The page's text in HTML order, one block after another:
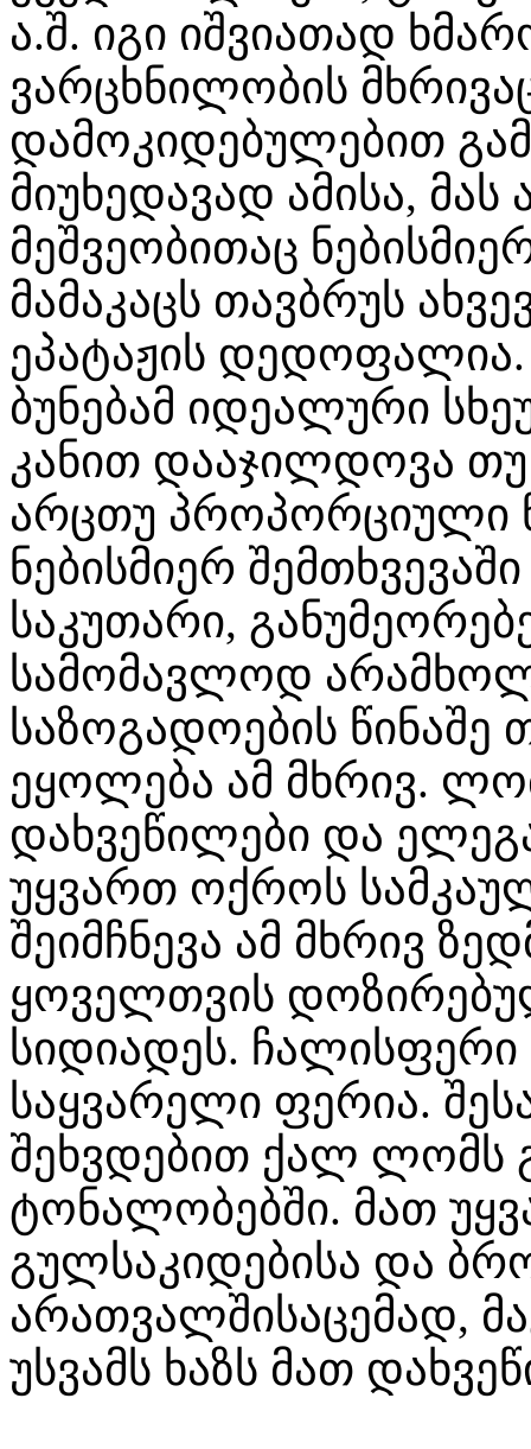
ა.შ. იგი იშვიათად
ვარცხნილობის
დამოკიდებულებით
მიუხედავად ამისა,
მეშვეობითაც
მამაკაცს თავბრუს
ეპატაჟის დედოფალია.
ბუნებამ იდეალური
კანით დააჯილდოვა
არცთუ პროპორციული
ნებისმიერ
საკუთარი,
სამომავლოდ
საზოგადოების წინაშე
ეყოლება ამ მხრივ.
დახვეწილები და
უყვართ ოქროს
შეიმჩნევა ამ მხრივ
ყოველთვის
სიდიადეს.
საყვარელი ფერია.
შეხვდებით ქალ ლომს
ტონალობებში. მათ
გულსაკიდებისა და
არათვალშისაცემად,
უსვამს ხაზს მათ